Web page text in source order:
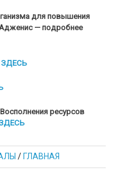
для повышения
— подробнее
ЗДЕСЬ
ресурсов
/ ГЛАВНАЯ